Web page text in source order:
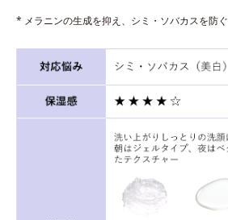
* メラニンの生成を抑え、シミ・ソバカスを防ぐ